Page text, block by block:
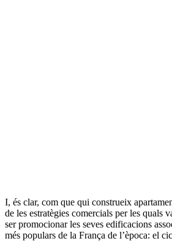
I, és clar, com que qui construeix
de les estratègies comercials per les quals
ser promocionar les seves edificacions
més populars de la França de l’època: el